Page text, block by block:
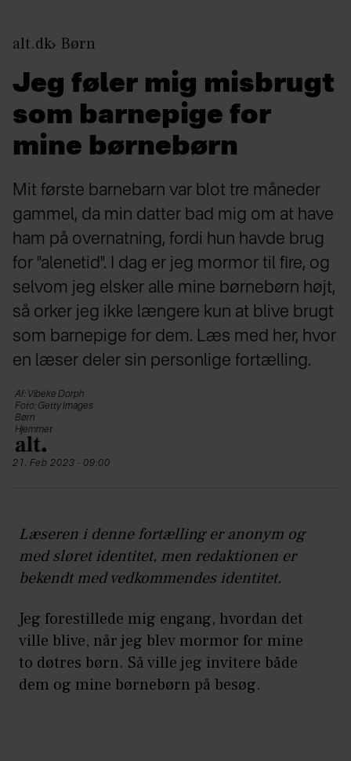
alt.dk Børn
Jeg føler mig misbrugt
som barnepige for
mine børnebørn
Mit første barnebarn var blot tre måneder
gammel, da min datter bad mig om at have
ham på overnatning, fordi hun havde brug
for "alenetid". I dag er jeg mormor til fire, og
selvom jeg elsker alle mine børnebørn højt,
så orker jeg ikke længere kun at blive brugt
som barnepige for dem. Læs med her, hvor
en læser deler sin personlige fortælling.
Af: Vibeke Dorph
Foto: Getty Images
Børn
Hjemmet
21. Feb 2023 - 09:00
Læseren i denne fortælling er anonym og
med sløret identitet, men redaktionen er
bekendt med vedkommendes identitet.
Jeg forestillede mig engang, hvordan det
ville blive, når jeg blev mormor for mine
to døtres børn. Så ville jeg invitere både
dem og mine børnebørn på besøg.